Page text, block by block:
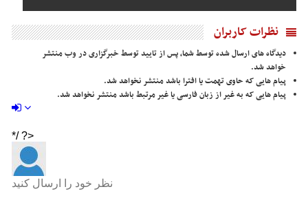
نظرات کاربران
دیدگاه های ارسال شده توسط شما، پس از تایید توسط خبرگزاری در وب منتشر
خواهد شد.
پیام هایی که حاوی تهمت یا افترا باشد منتشر نخواهد شد.
پیام هایی که به غیر از زبان فارسی یا غیر مرتبط باشد منتشر نخواهد شد.